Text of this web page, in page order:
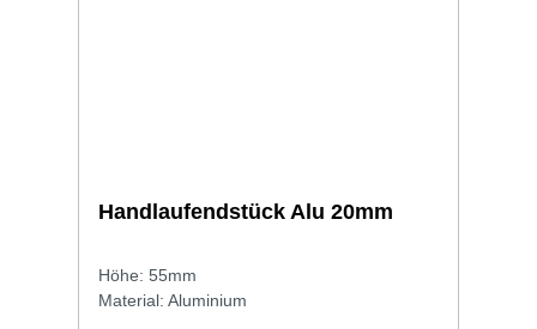
Handlaufendstück Alu 20mm
Höhe: 55mm
Material: Aluminium